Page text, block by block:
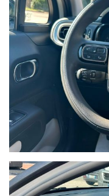
CITROEN C3 BlueHDi
Alimentazione:gasolio
75,0/102
Carrozzeria: berlina 2
(2016/427) e seguenti
Alimentazione
1499 cm3 - 4 valvole per
75,0 kW(102 CV) a 3500
Nm) a 1750 giri/
Fiscale 16 CV
CORPO VETTURA
da 42 litri -
Tipo Veicolo: Autovettura